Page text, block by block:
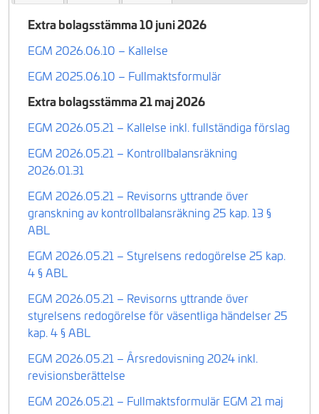
Extra bolagsstämma 10 juni 2026
EGM 2026.06.10 – Kallelse
EGM 2025.06.10 – Fullmaktsformulär
Extra bolagsstämma 21 maj 2026
EGM 2026.05.21 – Kallelse inkl. fullständiga förslag
EGM 2026.05.21 – Kontrollbalansräkning
2026.01.31
EGM 2026.05.21 – Revisorns yttrande över
granskning av kontrollbalansräkning 25 kap. 13 §
ABL
EGM 2026.05.21 – Styrelsens redogörelse 25 kap.
4 § ABL
EGM 2026.05.21 – Revisorns yttrande över
styrelsens redogörelse för väsentliga händelser 25
kap. 4 § ABL
EGM 2026.05.21 – Årsredovisning 2024 inkl.
revisionsberättelse
EGM 2026.05.21 – Fullmaktsformulär EGM 21 maj